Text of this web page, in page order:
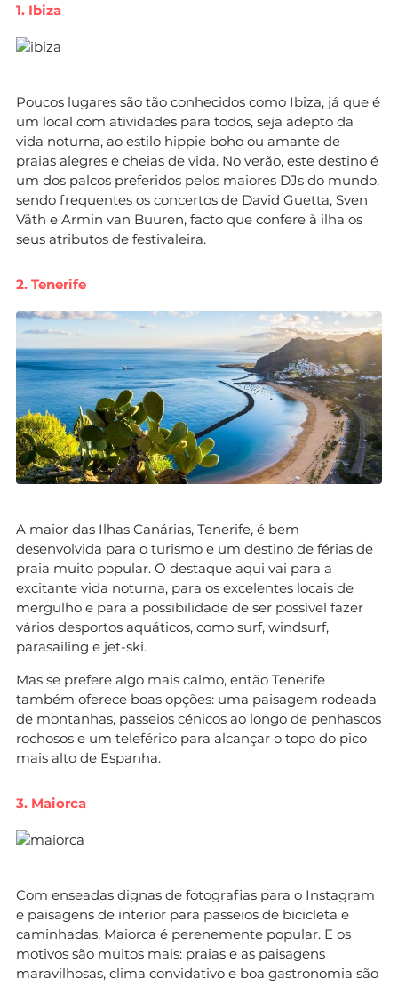
1. Ibiza
Poucos lugares são tão conhecidos como Ibiza, já que é
um local com atividades para todos, seja adepto da
vida noturna, ao estilo hippie boho ou amante de
praias alegres e cheias de vida. No verão, este destino é
um dos palcos preferidos pelos maiores DJs do mundo,
sendo frequentes os concertos de David Guetta, Sven
Väth e Armin van Buuren, facto que confere à ilha os
seus atributos de festivaleira.
2. Tenerife
A maior das Ilhas Canárias, Tenerife, é bem
desenvolvida para o turismo e um destino de férias de
praia muito popular. O destaque aqui vai para a
excitante vida noturna, para os excelentes locais de
mergulho e para a possibilidade de ser possível fazer
vários desportos aquáticos, como surf, windsurf,
parasailing e jet-ski.
Mas se prefere algo mais calmo, então Tenerife
também oferece boas opções: uma paisagem rodeada
de montanhas, passeios cénicos ao longo de penhascos
rochosos e um teleférico para alcançar o topo do pico
mais alto de Espanha.
3. Maiorca
Com enseadas dignas de fotografias para o Instagram
e paisagens de interior para passeios de bicicleta e
caminhadas, Maiorca é perenemente popular. E os
motivos são muitos mais: praias e as paisagens
maravilhosas, clima convidativo e boa gastronomia são